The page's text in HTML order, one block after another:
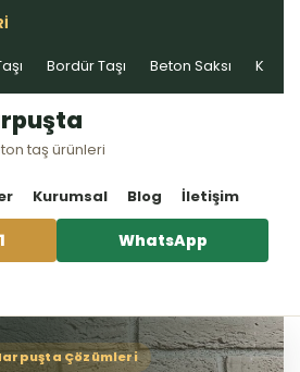
Bordür Taşı Beton Saksı Kablo
taş ürünleri
Kurumsal Blog İletişim
WhatsApp